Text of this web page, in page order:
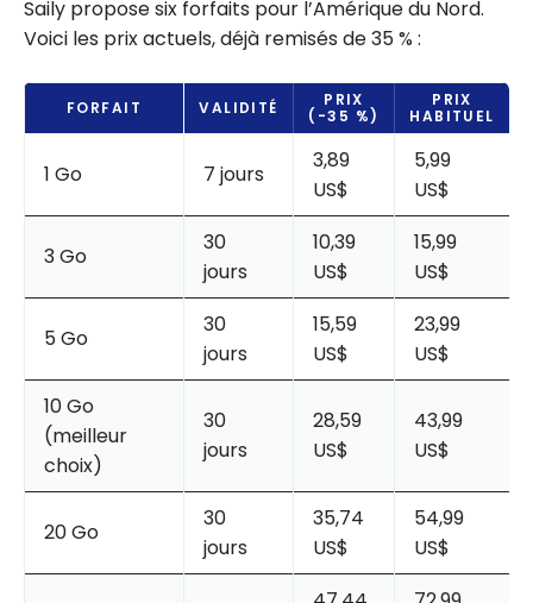
Saily propose six forfaits pour l’Amérique du Nord.
Voici les prix actuels, déjà remisés de 35 % :
FORFAIT VALIDITÉ
PRIX
(-35 %)
PRIX
HABITUEL
1 Go 7 jours
3,89
US$
5,99
US$
3 Go
30
jours
10,39
US$
15,99
US$
5 Go
30
jours
15,59
US$
23,99
US$
10 Go
(meilleur
choix)
30
jours
28,59
US$
43,99
US$
20 Go
30
jours
35,74
US$
54,99
US$